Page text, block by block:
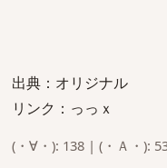
出典：オリジナル
リンク：っっｘ
(・∀・): 138 | (・Ａ・):